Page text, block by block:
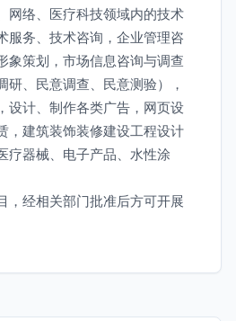
网络、医疗科技领域内的技术
服务、技术咨询，企业管理咨
象策划，市场信息咨询与调查
研、民意调查、民意测验），
设计、制作各类广告，网页设
，建筑装饰装修建设工程设计
疗器械、电子产品、水性涂
，经相关部门批准后方可开展